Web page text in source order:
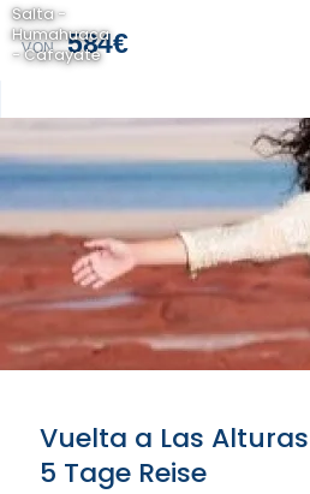
VON 584€
Salta -
Humahuaca
- Cafayate
Vuelta a Las
5 Tage Reise